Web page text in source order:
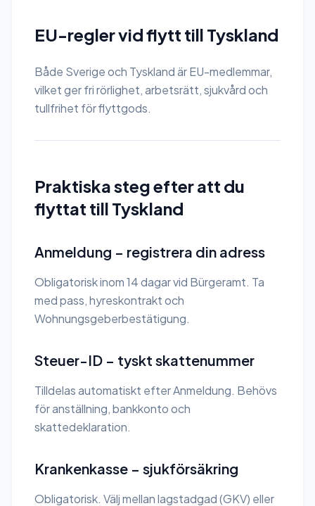
EU-regler vid flytt till Tyskland
Både Sverige och Tyskland är EU-medlemmar,
vilket ger fri rörlighet, arbetsrätt, sjukvård och
tullfrihet för flyttgods.
Praktiska steg efter att du
flyttat till Tyskland
Anmeldung – registrera din adress
Obligatorisk inom 14 dagar vid Bürgeramt. Ta
med pass, hyreskontrakt och
Wohnungsgeberbestätigung.
Steuer-ID – tyskt skattenummer
Tilldelas automatiskt efter Anmeldung. Behövs
för anställning, bankkonto och
skattedeklaration.
Krankenkasse – sjukförsäkring
Obligatorisk. Välj mellan lagstadgad (GKV) eller